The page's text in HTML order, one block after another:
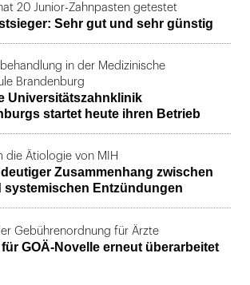
20 Junior-Zahnpasten getestet
Sehr gut und sehr günstig
in der Medizinische
Brandenburg
Universitätszahnklinik
startet heute ihren Betrieb
die Ätiologie von MIH
Zusammenhang zwischen
systemischen Entzündungen
Gebührenordnung für Ärzte
GOÄ-Novelle erneut überarbeitet